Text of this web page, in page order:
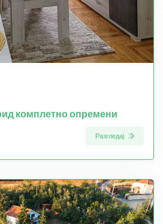
комплетно опремени
Разгледај